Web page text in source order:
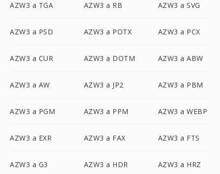
AZW3 a TGA AZW3 a RB AZW3 a SVG
AZW3 a PSD AZW3 a POTX AZW3 a PCX
AZW3 a CUR AZW3 a DOTM AZW3 a ABW
AZW3 a AW AZW3 a JP2 AZW3 a PBM
AZW3 a PGM AZW3 a PPM AZW3 a WEBP
AZW3 a EXR AZW3 a FAX AZW3 a FTS
AZW3 a G3 AZW3 a HDR AZW3 a HRZ